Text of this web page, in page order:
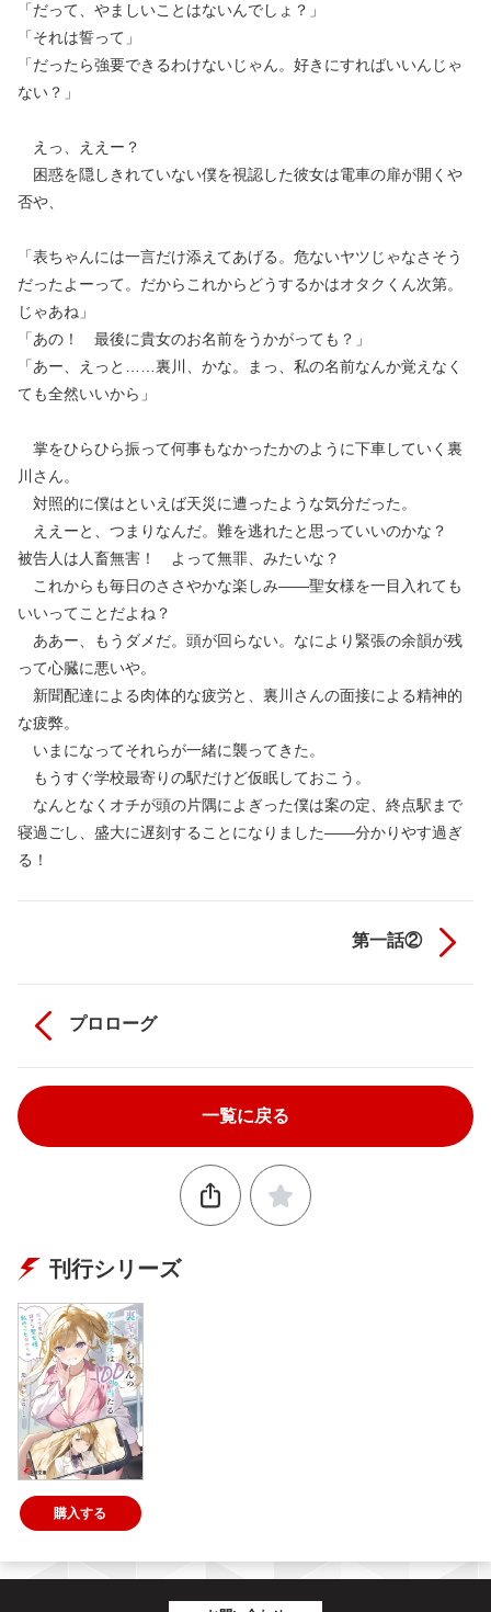
「だって、やましいことはないんでしょ？」
「それは誓って」
「だったら強要できるわけないじゃん。好きにすればいいんじゃ
ない？」
えっ、ええー？
困惑を隠しきれていない僕を視認した彼女は電車の扉が開くや
否や、
「表ちゃんには一言だけ添えてあげる。危ないヤツじゃなさそう
だったよーって。だからこれからどうするかはオタクくん次第。
じゃあね」
「あの！ 最後に貴女のお名前をうかがっても？」
「あー、えっと……裏川、かな。まっ、私の名前なんか覚えなく
ても全然いいから」
掌をひらひら振って何事もなかったかのように下車していく裏
川さん。
対照的に僕はといえば天災に遭ったような気分だった。
ええーと、つまりなんだ。難を逃れたと思っていいのかな？
被告人は人畜無害！ よって無罪、みたいな？
これからも毎日のささやかな楽しみ——聖女様を一目入れても
いいってことだよね？
ああー、もうダメだ。頭が回らない。なにより緊張の余韻が残
って心臓に悪いや。
新聞配達による肉体的な疲労と、裏川さんの面接による精神的
な疲弊。
いまになってそれらが一緒に襲ってきた。
もうすぐ学校最寄りの駅だけど仮眠しておこう。
なんとなくオチが頭の片隅によぎった僕は案の定、終点駅まで
寝過ごし、盛大に遅刻することになりました——分かりやす過ぎ
る！
第一話②
プロローグ
一覧に戻る
刊行シリーズ
購入する